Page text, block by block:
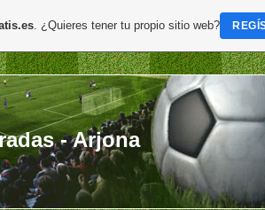
- Arjona
. ¿Quieres tener tu propio sitio web?